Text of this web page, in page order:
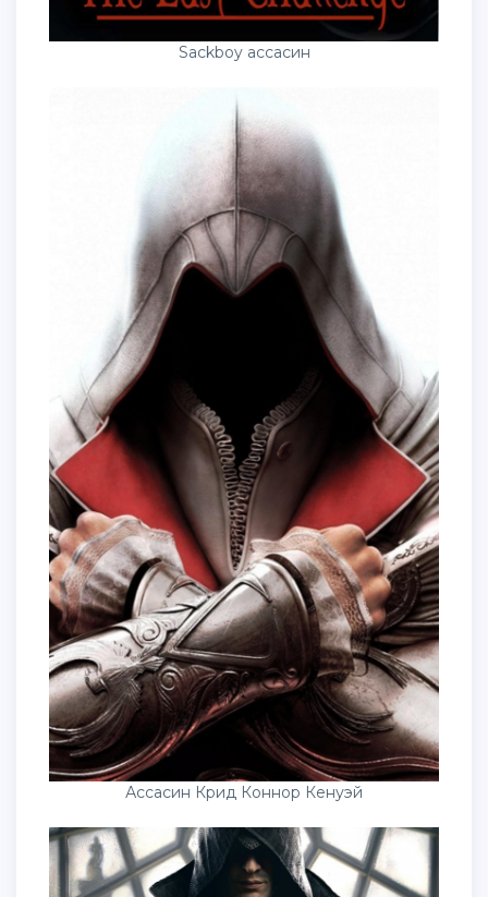
Sackboy ассасин
Ассасин Крид Коннор Кенуэй